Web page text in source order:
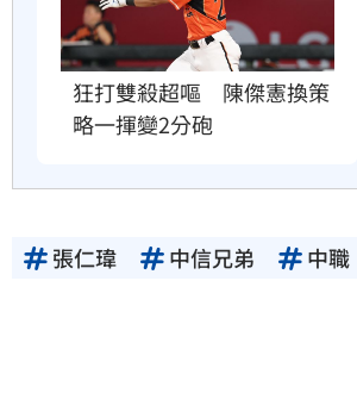
狂打雙殺超嘔　陳傑憲換策
略一揮變2分砲
張仁瑋 中信兄弟 中職